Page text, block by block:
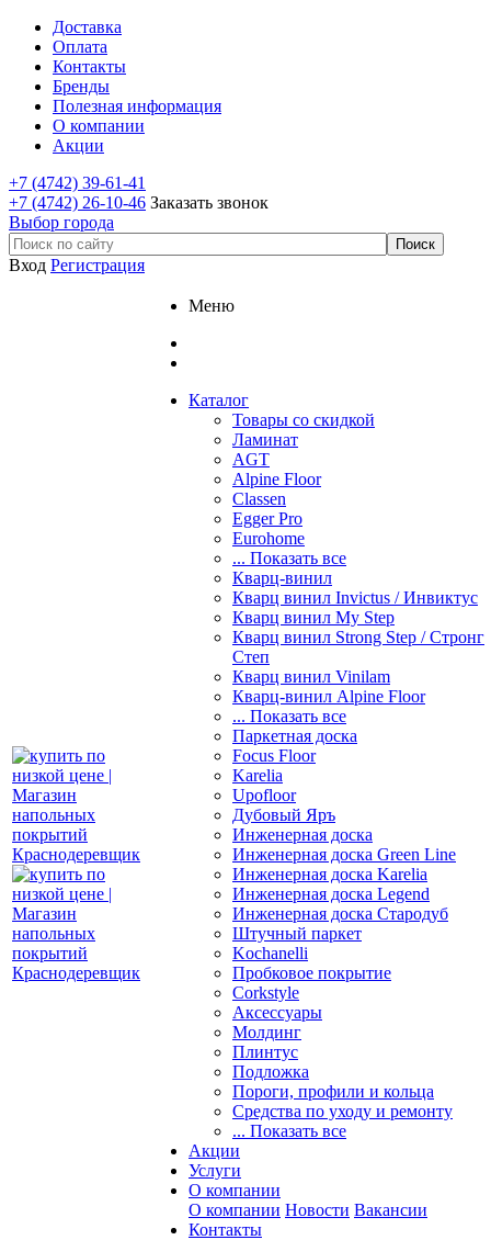
Доставка
Оплата
Контакты
Бренды
Полезная информация
О компании
Акции
+7 (4742) 39-61-41
+7 (4742) 26-10-46 Заказать звонок
Выбор города
Вход Регистрация
Меню
Каталог
Товары со скидкой
Ламинат
AGT
Alpine Floor
Classen
Egger Pro
Eurohome
... Показать все
Кварц-винил
Кварц винил Invictus / Инвиктус
Кварц винил My Step
Кварц винил Strong Step / Стронг
Степ
Кварц винил Vinilam
Кварц-винил Alpine Floor
... Показать все
Паркетная доска
Focus Floor
Karelia
Upofloor
Дубовый Яръ
Инженерная доска
Инженерная доска Green Line
Инженерная доска Karelia
Инженерная доска Legend
Инженерная доска Стародуб
Штучный паркет
Kochanelli
Пробковое покрытие
Corkstyle
Аксессуары
Молдинг
Плинтус
Подложка
Пороги, профили и кольца
Средства по уходу и ремонту
... Показать все
Акции
Услуги
О компании
О компании Новости Вакансии
Контакты